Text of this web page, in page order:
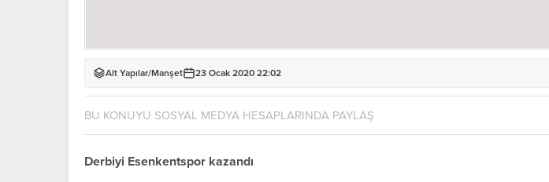
Alt Yapılar/Manşet 23 Ocak 2020 22:02
BU KONUYU SOSYAL MEDYA HESAPLARINDA PAYLAŞ
Derbiyi Esenkentspor kazandı